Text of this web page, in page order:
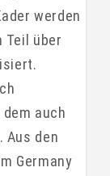
werden
Teil über
auch
Aus den
Germany